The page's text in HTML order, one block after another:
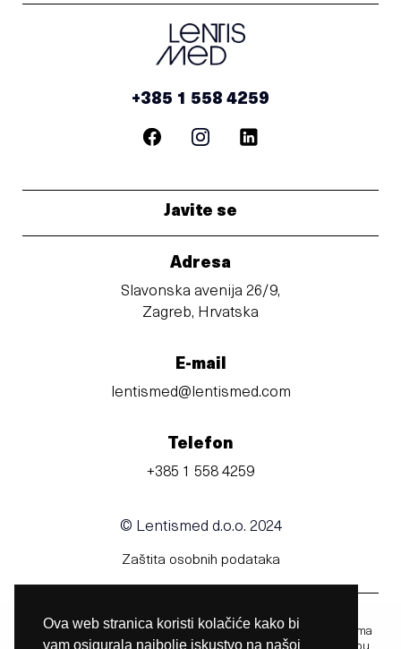
+385 1 558 4259
Javite se
Adresa
Slavonska avenija 26/9,
Zagreb, Hrvatska
E-mail
lentismed@lentismed.com
Telefon
+385 1 558 4259
© Lentismed d.o.o. 2024
Zaštita osobnih podataka
Prije uporabe obavezno pročitajte upute za uporabu u kojima
Ova web stranica koristi kolačiće kako bi
vam osigurala najbolje iskustvo na našoj